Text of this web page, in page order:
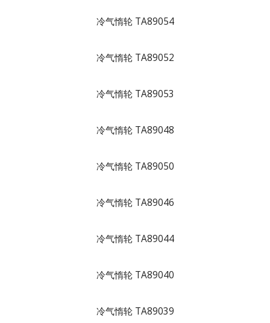
冷气惰轮 TA89054
冷气惰轮 TA89052
冷气惰轮 TA89053
冷气惰轮 TA89048
冷气惰轮 TA89050
冷气惰轮 TA89046
冷气惰轮 TA89044
冷气惰轮 TA89040
冷气惰轮 TA89039